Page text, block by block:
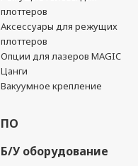
плоттеров
Аксессуары для режущих
плоттеров
Опции для лазеров MAGIC
Цанги
Вакуумное крепление
ПО
Б/У оборудование